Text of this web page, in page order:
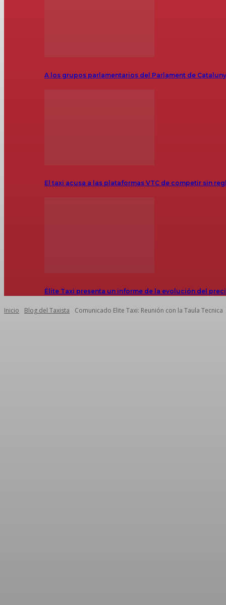
A los grupos parlamentarios del Parlament de
El taxi acusa a las plataformas VTC de competir sin
Élite Taxi presenta un informe de la evolución del
Inicio Blog del Taxista Comunicado Elite Taxi: Reunión con la Taula Tecnica